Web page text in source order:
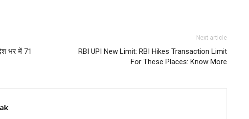
भर में 71
Next article
RBI UPI New Limit: RBI Hikes Transaction Limit
For These Places: Know More